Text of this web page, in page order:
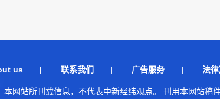
us| 联系我们 | 广告服务| 法律
本网站所刊载信息，不代表中新经纬观点。 刊用本网站稿